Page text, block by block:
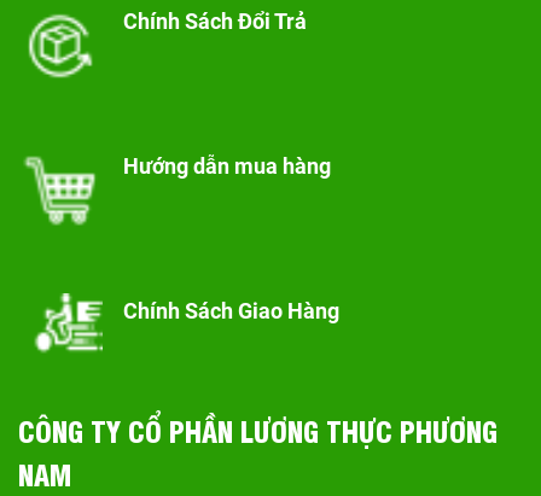
Chính Sách Đổi Trả
Hướng dẫn mua hàng
Chính Sách Giao Hàng
CÔNG TY CỔ PHẦN LƯƠNG THỰC PHƯƠNG
NAM